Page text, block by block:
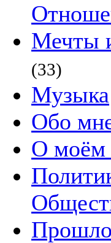
Мечты
(33)
Музыка
Обо
О моём